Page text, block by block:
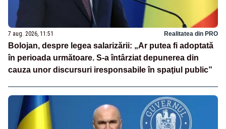
7 aug. 2026, 11:51 Realitatea din PRO
Bolojan, despre legea salarizării: „Ar putea fi adoptată
în perioada următoare. S-a întârziat depunerea din
cauza unor discursuri iresponsabile în spaţiul public”